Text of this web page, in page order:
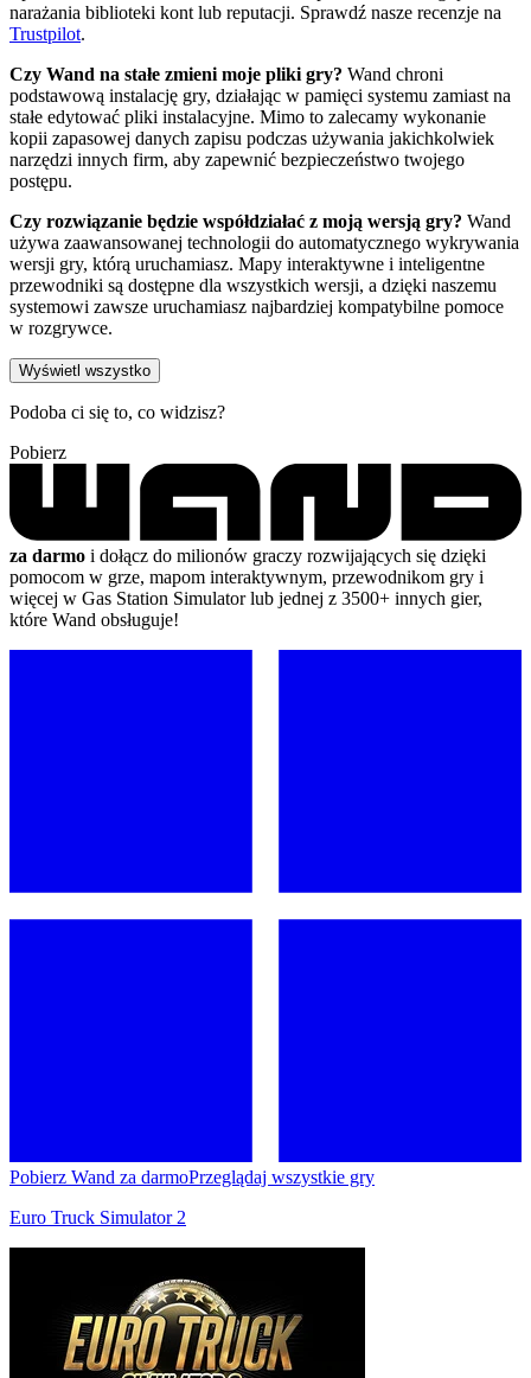
narażania biblioteki kont lub reputacji. Sprawdź nasze recenzje na
Trustpilot.
Czy Wand na stałe zmieni moje pliki gry? Wand chroni
podstawową instalację gry, działając w pamięci systemu zamiast na
stałe edytować pliki instalacyjne. Mimo to zalecamy wykonanie
kopii zapasowej danych zapisu podczas używania jakichkolwiek
narzędzi innych firm, aby zapewnić bezpieczeństwo twojego
postępu.
Czy rozwiązanie będzie współdziałać z moją wersją gry? Wand
używa zaawansowanej technologii do automatycznego wykrywania
wersji gry, którą uruchamiasz. Mapy interaktywne i inteligentne
przewodniki są dostępne dla wszystkich wersji, a dzięki naszemu
systemowi zawsze uruchamiasz najbardziej kompatybilne pomoce
w rozgrywce.
Wyświetl wszystko
Podoba ci się to, co widzisz?
Pobierz
za darmo i dołącz do milionów graczy rozwijających się dzięki
pomocom w grze, mapom interaktywnym, przewodnikom gry i
więcej w Gas Station Simulator lub jednej z 3500+ innych gier,
które Wand obsługuje!
Pobierz Wand za darmoPrzeglądaj wszystkie gry
Euro Truck Simulator 2